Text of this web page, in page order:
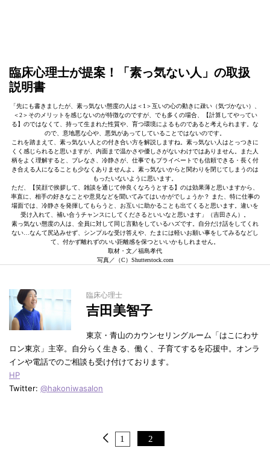
臨床心理士が提案！「素っ気ない人」の取扱
説明書
「先にも書きましたが、素っ気ない態度の人は＜1＞互いの心の動きに疎い（気づかない）、
＜2＞そのメリットを感じないのが特徴なのですが、でも多くの場合、【計算してやってい
る】のではなくて、持って生まれた性質や、育つ環境によるものであると考えられます。な
ので、意地悪な心や、悪気があってしていることではないのです。
これを踏まえて、素っ気ない人との付き合い方を解説しますね。素っ気ない人はとっつきに
くく感じられると思いますが、内面まで温かさや優しさがないわけではありません。また人
柄をよく理解すると、ブレなさ、冷静さが、仕事でもプライベートでも信頼できる・長く付
き合える人になることも少なくありませんよ。素っ気ないからと関わりを閉じてしまうのは
もったいないように思います。
ただ、【笑顔で挨拶して、雑談を通じて仲良くなろうとする】のは効果薄と思いますから、
率直に、相手の好きなことや意見などを聞いてみてはいかがでしょうか？ また、特に仕事の
場面では、冷静さを発揮してもらうと、お互いに助かることも出てくると思います。違いを
受け入れて、補い合うチャンスにしてくださるといいなと思います」（吉田さん）。
素っ気ない態度の人は、全員に対して同じ言動をしているハズです。自分だけ話をしてくれ
ない…なんて尻込みせず、シンプルな受け答えや、たまには軽いお願い事をしてみるなどし
て、付かず離れずのいい距離感を保つといいかもしれません。
取材・文／福島孝代
写真／（C）Shutterstock.com
臨床心理士
吉田美智子
東京・青山のカウンセリングルーム「はこにわサ
ロン東京」主宰。自分らく生きる、働く、子育てするを応援中。オンラ
インや電話でのご相談も受け付けております。
HP
Twitter: @hakoniwasalon
1 2